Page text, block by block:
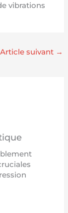
vibrations
Article suivant →